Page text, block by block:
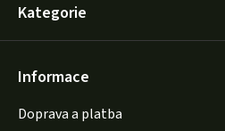
Kategorie
Informace
Doprava a platba